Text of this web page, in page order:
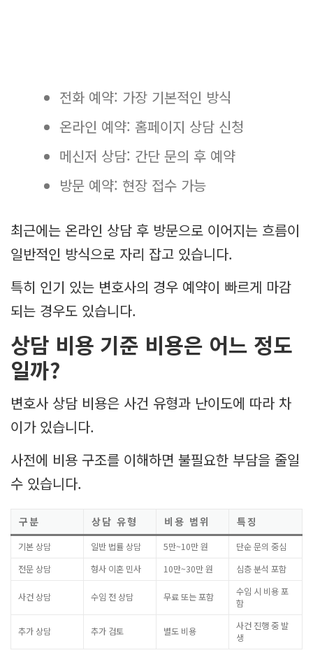
전화 예약: 가장 기본적인 방식
온라인 예약: 홈페이지 상담 신청
메신저 상담: 간단 문의 후 예약
방문 예약: 현장 접수 가능
최근에는 온라인 상담 후 방문으로 이어지는 흐름이
일반적인 방식으로 자리 잡고 있습니다.
특히 인기 있는 변호사의 경우 예약이 빠르게 마감
되는 경우도 있습니다.
상담 비용 기준 비용은 어느 정도
일까?
변호사 상담 비용은 사건 유형과 난이도에 따라 차
이가 있습니다.
사전에 비용 구조를 이해하면 불필요한 부담을 줄일
수 있습니다.
구분 상담 유형 비용 범위 특징
기본 상담 일반 법률 상담 5만~10만 원
단순 문의 중심
전문 상담
형사 이혼 민사 10만~30만 원 심층 분석 포함
사건 상담 수임 전 상담 무료 또는 포함
수임 시 비용 포
함
추가 상담 추가 검토 별도 비용
사건 진행 중 발
생